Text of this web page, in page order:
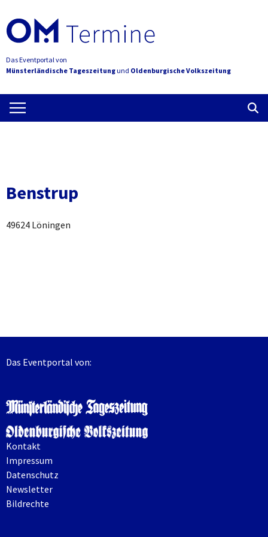
Das Eventportal von
Münsterländische Tageszeitungund Oldenburgische Volkszeitung
Benstrup
49624 Löningen
Das Eventportal von:
Kontakt
Impressum
Datenschutz
Newsletter
Bildrechte